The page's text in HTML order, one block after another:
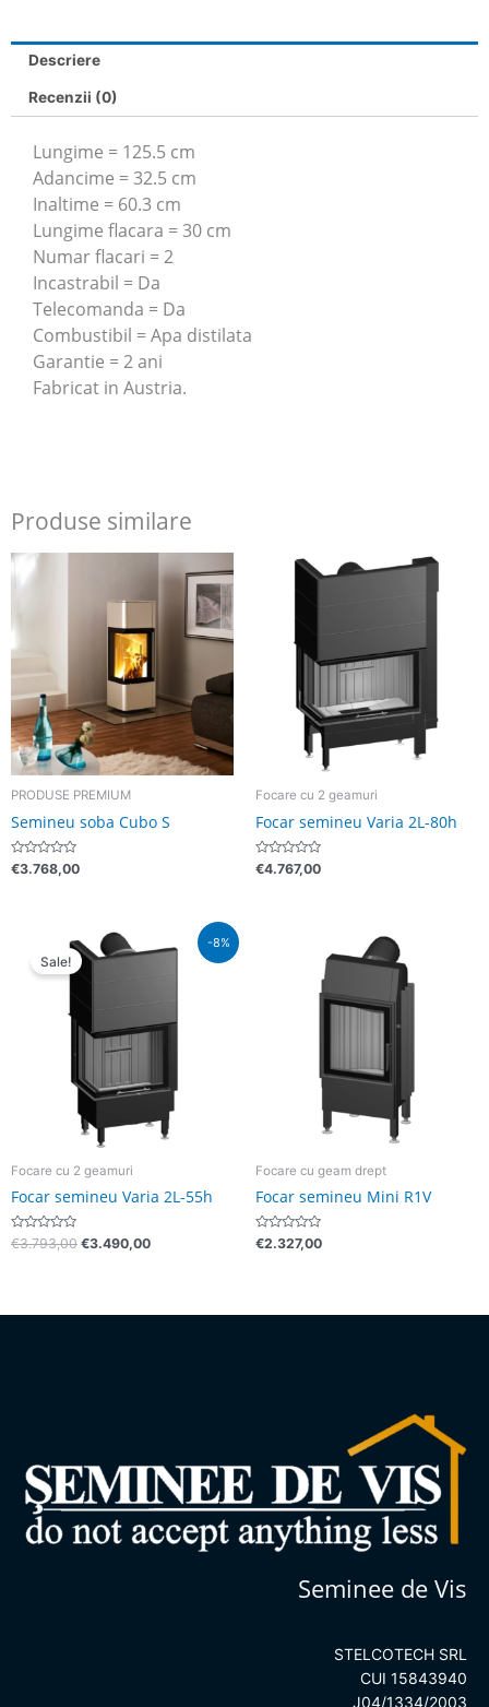
Descriere
Recenzii (0)
Lungime = 125.5 cm
Adancime = 32.5 cm
Inaltime = 60.3 cm
Lungime flacara = 30 cm
Numar flacari = 2
Incastrabil = Da
Telecomanda = Da
Combustibil = Apa distilata
Garantie = 2 ani
Fabricat in Austria.
Produse similare
PRODUSE PREMIUM
Semineu soba Cubo S
Evaluat
la
€3.768,00
Focare cu 2 geamuri
Focar semineu Varia 2L-80h
Evaluat
la
€4.767,00
-8%
Sale!
Focare cu 2 geamuri
Focar semineu Varia 2L-55h
Evaluat
la
€3.793,00
Pretul
initial
a
€3.490,00
curent
Focare cu geam drept
Focar semineu Mini R1V
Evaluat
la
€2.327,00
Seminee de Vis
STELCOTECH SRL
CUI 15843940
J04/1334/2003